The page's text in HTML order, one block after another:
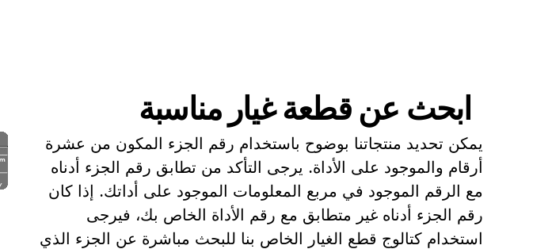
ابحث عن قطعة غيار مناسبة
يمكن تحديد منتجاتنا بوضوح باستخدام رقم الجزء المكون من عشرة
أرقام والموجود على الأداة. يرجى التأكد من تطابق رقم الجزء أدناه
مع الرقم الموجود في مربع المعلومات الموجود على أداتك. إذا كان
رقم الجزء أدناه غير متطابق مع رقم الأداة الخاص بك، فيرجى
استخدام كتالوج قطع الغيار الخاص بنا للبحث مباشرة عن الجزء الذي